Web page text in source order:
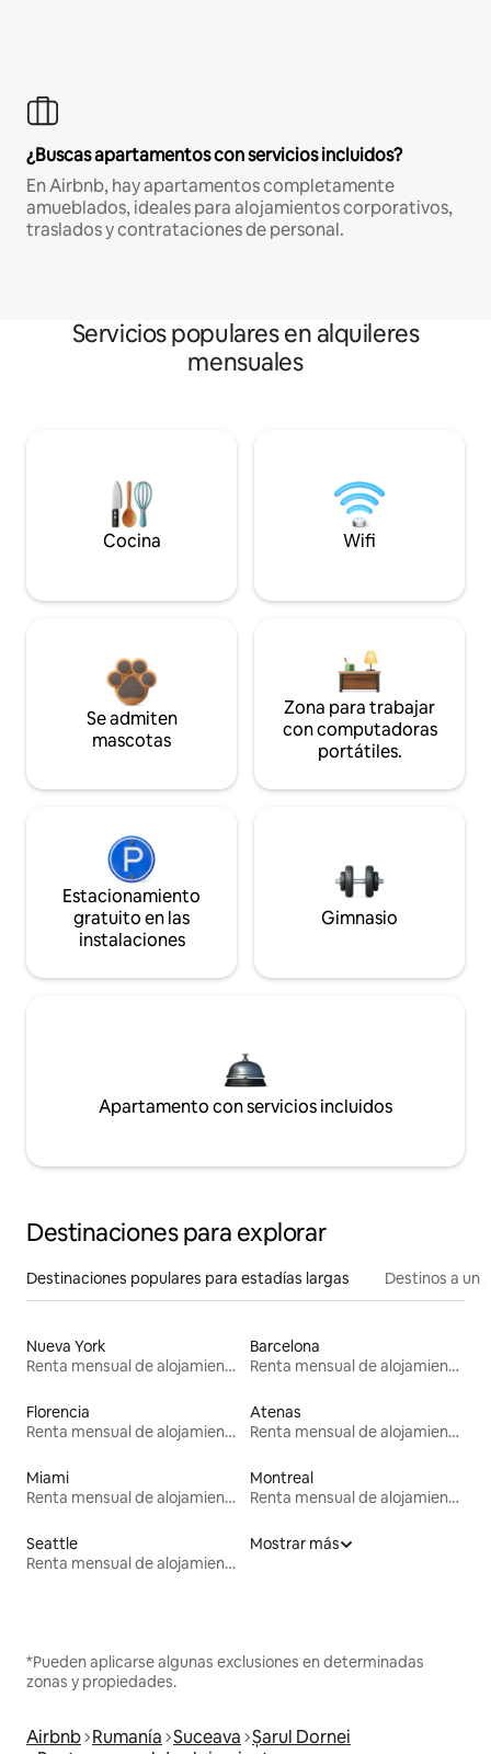
¿Buscas apartamentos con servicios incluidos?
En Airbnb, hay apartamentos completamente
amueblados, ideales para alojamientos corporativos,
traslados y contrataciones de personal.
Servicios populares en alquileres
mensuales
Cocina Wifi
Se admiten
mascotas
Zona para trabajar
con computadoras
portátiles.
Estacionamiento
gratuito en las
instalaciones
Gimnasio
Apartamento con servicios incluidos
Destinaciones para explorar
Destinaciones populares para estadías largas Destinos a un
Nueva York
Renta mensual de alojamientos
Barcelona
Renta mensual de alojamientos
Florencia
Renta mensual de alojamientos
Atenas
Renta mensual de alojamientos
Miami
Renta mensual de alojamientos
Montreal
Renta mensual de alojamientos
Seattle
Renta mensual de alojamientos
Mostrar más
*Pueden aplicarse algunas exclusiones en determinadas
zonas y propiedades.
Airbnb Rumanía Suceava Șarul Dornei